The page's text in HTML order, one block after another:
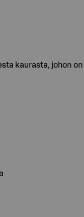
kaurasta, johon